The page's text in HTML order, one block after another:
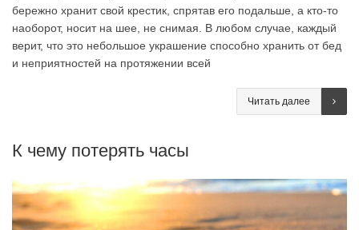
бережно хранит свой крестик, спрятав его подальше, а кто-то
наоборот, носит на шее, не снимая. В любом случае, каждый
верит, что это небольшое украшение способно хранить от бед
и неприятностей на протяжении всей
Читать далее
К чему потерять часы